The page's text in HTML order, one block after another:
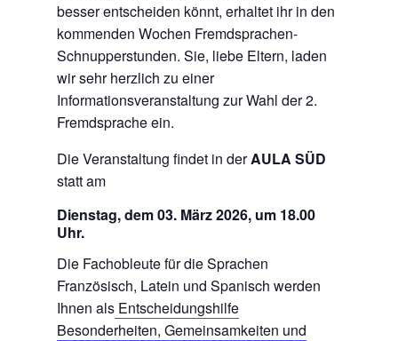
besser entscheiden könnt, erhaltet ihr in den
kommenden Wochen Fremdsprachen-
Schnupperstunden. Sie, liebe Eltern, laden
wir sehr herzlich zu einer
Informationsveranstaltung zur Wahl der 2.
Fremdsprache ein.
Die Veranstaltung findet in derAULA SÜD
statt am
Dienstag, dem 03. März 2026, um 18.00
Uhr.
Die Fachobleute für die Sprachen
Französisch, Latein und Spanisch werden
Ihnen als Entscheidungshilfe
Besonderheiten, Gemeinsamkeiten und